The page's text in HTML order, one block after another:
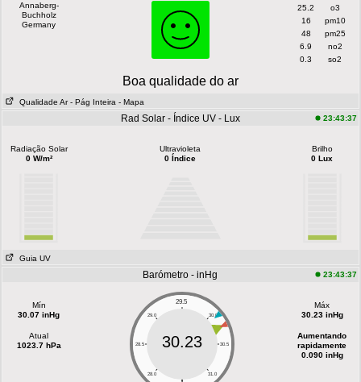
Annaberg-
Buchholz
Germany
25.2
o3
16
pm10
48
pm25
6.9
no2
0.3
so2
Boa qualidade do ar
Qualidade Ar - Pág Inteira - Mapa
Rad Solar - Índice UV - Lux 23:43:37
Radiação Solar
0 W/m²
Ultravioleta
0 Índice
Brilho
0 Lux
Guia UV
Barómetro - inHg 23:43:37
Mín
30.07 inHg
Atual
1023.7 hPa
29.5
29.0 30.0
28.5 30.5
28.0 31.0
30.23
Máx
30.23 inHg
Aumentando
rapidamente
0.090 inHg